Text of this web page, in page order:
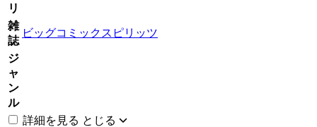
リ
雑
誌
ビッグコミックスピリッツ
ジ
ャ
ン
ル
詳細を見る とじる